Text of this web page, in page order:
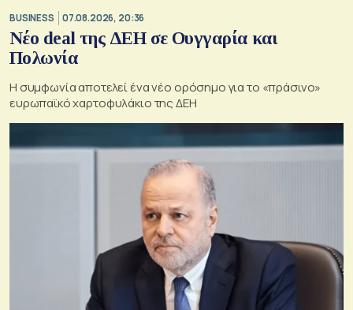
BUSINESS 07.08.2026, 20:36
Νέο deal της ΔΕΗ σε Ουγγαρία και
Πολωνία
Η συμφωνία αποτελεί ένα νέο ορόσημο για το «πράσινο»
ευρωπαϊκό χαρτοφυλάκιο της ΔΕΗ